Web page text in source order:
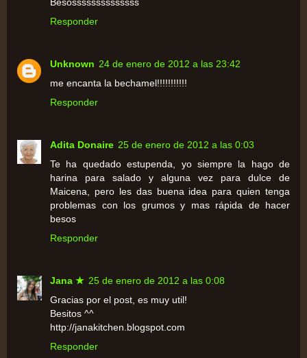
Responder
Unknown 24 de enero de 2012 a las 23:42
me encanta la bechamel!!!!!!!!!!!
Responder
Adita Donaire 25 de enero de 2012 a las 0:03
Te ha quedado estupenda, yo siempre la hago de
harina para salado y alguna vez para dulce de
Maicena, pero les das buena idea para quien tenga
problemas con los grumos y mas rápida de hacer
besos
Responder
Jana ★ 25 de enero de 2012 a las 0:08
Gracias por el post, es muy util!
Besitos ^^
http://janakitchen.blogspot.com
Responder